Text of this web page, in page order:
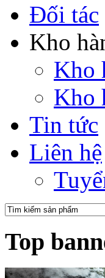
Đối tác
Kho
Kho
Kho
Tin tức
Liên hệ
Top